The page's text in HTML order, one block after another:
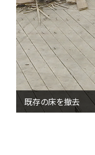
既存の床を撤去